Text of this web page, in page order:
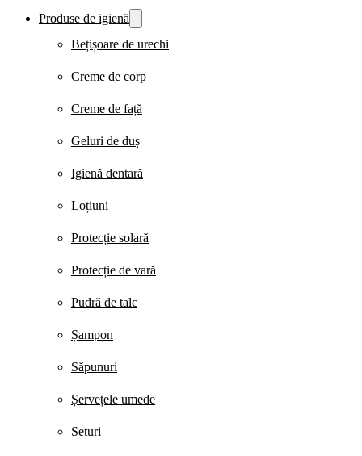
Produse de igienă
Bețișoare de urechi
Creme de corp
Creme de față
Geluri de duș
Igienă dentară
Loțiuni
Protecție solară
Protecție de vară
Pudră de talc
Șampon
Săpunuri
Șervețele umede
Seturi